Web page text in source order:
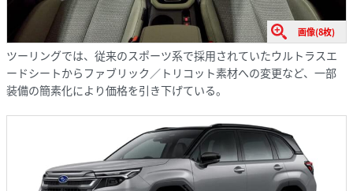
画像(8枚)
ツーリングでは、従来のスポーツ系で採用されていたウルトラスエ
ードシートからファブリック／トリコット素材への変更など、一部
装備の簡素化により価格を引き下げている。